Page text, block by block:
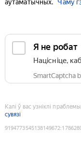
аўтаматычных.
Чаму
Я не робат
Націсніце,
SmartCaptcha
Калі ў вас узніклі
сувязі
9194773545138149672: